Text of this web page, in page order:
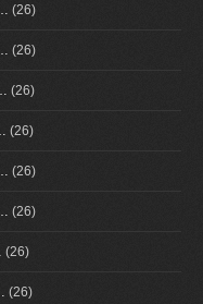
(26)
(26)
(26)
(26)
(26)
(26)
(26)
(26)